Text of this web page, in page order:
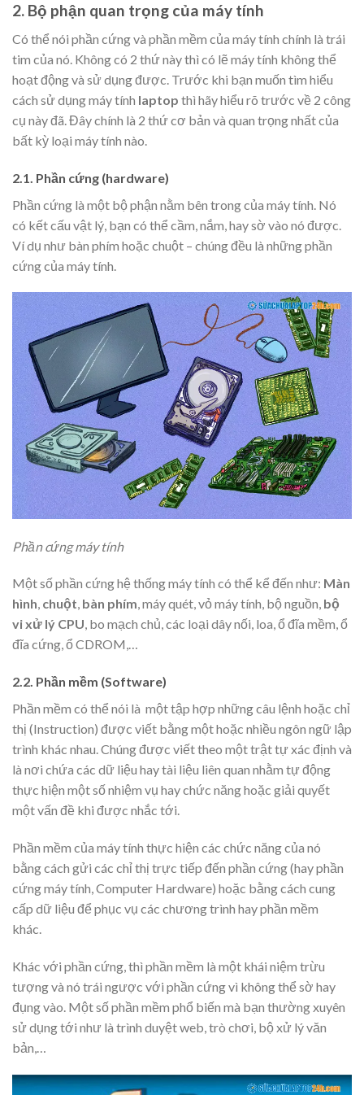
2. Bộ phận quan trọng của máy tính
Có thể nói phần cứng và phần mềm của máy tính chính là trái
tim của nó. Không có 2 thứ này thì có lẽ máy tính không thể
hoạt động và sử dụng được. Trước khi bạn muốn tìm hiểu
cách sử dụng máy tính laptop thì hãy hiểu rõ trước về 2 công
cụ này đã. Đây chính là 2 thứ cơ bản và quan trọng nhất của
bất kỳ loại máy tính nào.
2.1. Phần cứng (hardware)
Phần cứng là một bộ phận nằm bên trong của máy tính. Nó
có kết cấu vật lý, bạn có thể cầm, nắm, hay sờ vào nó được.
Ví dụ như bàn phím hoặc chuột – chúng đều là những phần
cứng của máy tính.
Phần cứng máy tính
Một số phần cứng hệ thống máy tính có thể kể đến như: Màn
hình, chuột, bàn phím, máy quét, vỏ máy tính, bộ nguồn, bộ
vi xử lý CPU, bo mạch chủ, các loại dây nối, loa, ổ đĩa mềm, ổ
đĩa cứng, ổ CDROM,…
2.2. Phần mềm (Software)
Phần mềm có thể nói là một tập hợp những câu lệnh hoặc chỉ
thị (Instruction) được viết bằng một hoặc nhiều ngôn ngữ lập
trình khác nhau. Chúng được viết theo một trật tự xác định và
là nơi chứa các dữ liệu hay tài liệu liên quan nhằm tự động
thực hiện một số nhiệm vụ hay chức năng hoặc giải quyết
một vấn đề khi được nhắc tới.
Phần mềm của máy tính thực hiện các chức năng của nó
bằng cách gửi các chỉ thị trực tiếp đến phần cứng (hay phần
cứng máy tính, Computer Hardware) hoặc bằng cách cung
cấp dữ liệu để phục vụ các chương trình hay phần mềm
khác.
Khác với phần cứng, thì phần mềm là một khái niệm trừu
tượng và nó trái ngược với phần cứng vì không thể sờ hay
đụng vào. Một số phần mềm phổ biến mà bạn thường xuyên
sử dụng tới như là trình duyệt web, trò chơi, bộ xử lý văn
bản,…